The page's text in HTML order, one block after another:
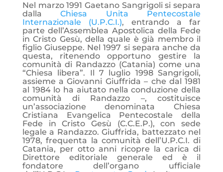
Nel marzo 1991 Gaetano Sangrigoli si separa
dalla Chiesa Unita Pentecostale
Internazionale (U.P.C.I.), entrando a far
parte dell’Assemblea Apostolica della Fede
in Cristo Gesù, della quale è già membro il
figlio Giuseppe. Nel 1997 si separa anche da
questa, ritenendo opportuno gestire la
comunità di Randazzo (Catania) come una
“Chiesa libera”. Il 7 luglio 1998 Sangrigoli,
assieme a Giovanni Giuffrida – che dal 1981
al 1984 lo ha aiutato nella conduzione della
comunità di Randazzo –, costituisce
un’associazione denominata Chiesa
Cristiana Evangelica Pentecostale della
Fede in Cristo Gesù (C.C.E.P.), con sede
legale a Randazzo. Giuffrida, battezzato nel
1978, frequenta la comunità dell’U.P.C.I. di
Catania, per otto anni ricopre la carica di
Direttore editoriale generale ed è il
fondatore dell’organo ufficiale